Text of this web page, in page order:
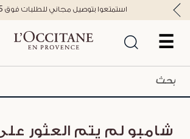
☰
استمتعوا بتوصيل مجاني للطلبات فوق 25 د.ك
شامبو لم يتم العثور